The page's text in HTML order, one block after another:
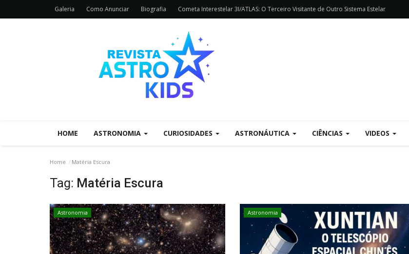
Galeria Como Anunciar Biografia Cometa Interestelar 3I/ATLAS: O Terceiro Visitante de Outro Sistema Estelar
HOME ASTRONOMIA CURIOSIDADES ASTRONÁUTICA CIÊNCIAS VIDEOS
Home Matéria Escura
Tag: Matéria Escura
Astronomia Astronomia